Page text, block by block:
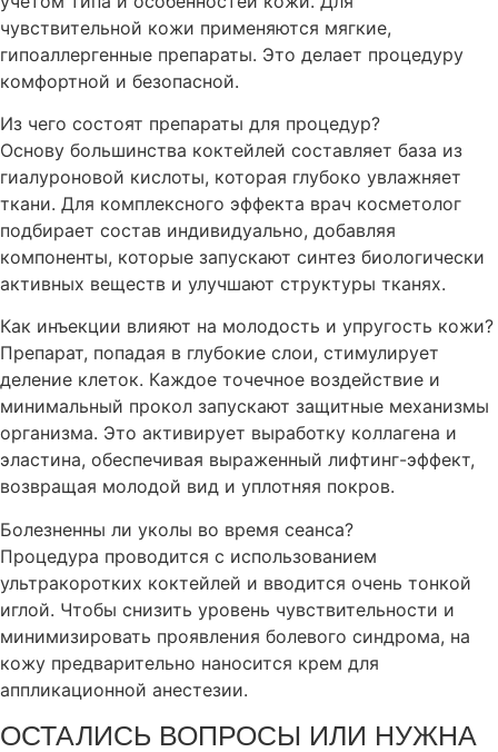
чувствительной кожи применяются мягкие,
гипоаллергенные препараты. Это делает процедуру
комфортной и безопасной.
Из чего состоят препараты для процедур?
Основу большинства коктейлей составляет база из
гиалуроновой кислоты, которая глубоко увлажняет
ткани. Для комплексного эффекта врач косметолог
подбирает состав индивидуально, добавляя
компоненты, которые запускают синтез биологически
активных веществ и улучшают структуры тканях.
Как инъекции влияют на молодость и упругость кожи?
Препарат, попадая в глубокие слои, стимулирует
деление клеток. Каждое точечное воздействие и
минимальный прокол запускают защитные механизмы
организма. Это активирует выработку коллагена и
эластина, обеспечивая выраженный лифтинг-эффект,
возвращая молодой вид и уплотняя покров.
Болезненны ли уколы во время сеанса?
Процедура проводится с использованием
ультракоротких коктейлей и вводится очень тонкой
иглой. Чтобы снизить уровень чувствительности и
минимизировать проявления болевого синдрома, на
кожу предварительно наносится крем для
аппликационной анестезии.
ОСТАЛИСЬ ВОПРОСЫ ИЛИ НУЖНА